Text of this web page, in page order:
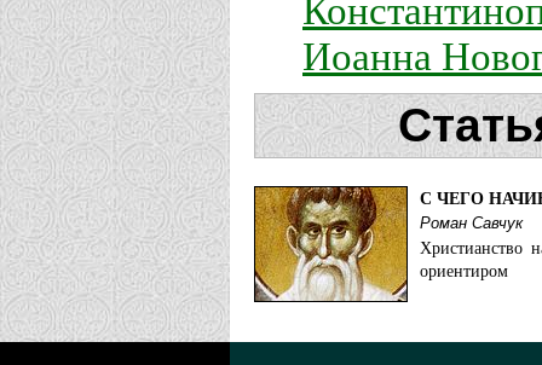
Иоанна
С ЧЕГО
Роман Савчук
Христианство
ориентиром